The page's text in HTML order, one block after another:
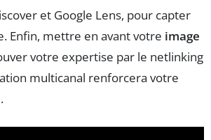
et Google Lens, pour capter
Enfin, mettre en avant votre image
votre expertise par le netlinking
multicanal renforcera votre